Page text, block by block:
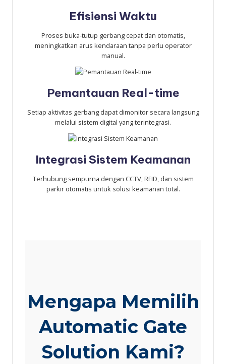
Efisiensi Waktu
Proses buka-tutup gerbang cepat dan otomatis,
meningkatkan arus kendaraan tanpa perlu operator
manual.
Pemantauan Real-time
Setiap aktivitas gerbang dapat dimonitor secara langsung
melalui sistem digital yang terintegrasi.
Integrasi Sistem Keamanan
Terhubung sempurna dengan CCTV, RFID, dan sistem
parkir otomatis untuk solusi keamanan total.
Mengapa Memilih
Automatic Gate
Solution Kami?